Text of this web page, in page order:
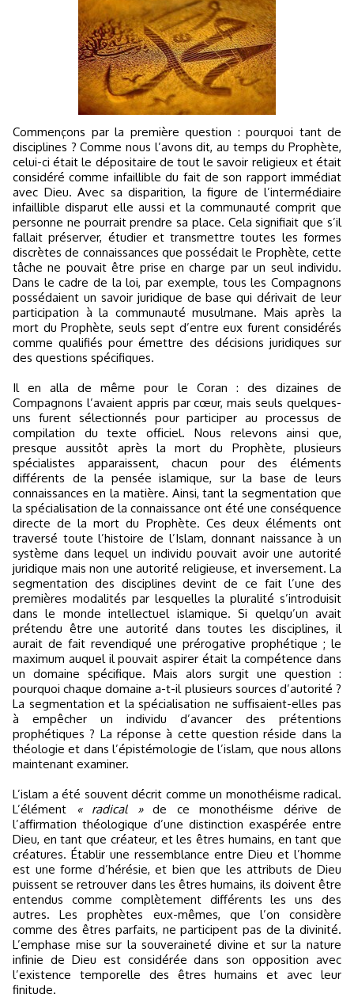
Commençons par la première question : pourquoi tant de
disciplines ? Comme nous l’avons dit, au temps du Prophète,
celui-ci était le dépositaire de tout le savoir religieux et était
considéré comme infaillible du fait de son rapport immédiat
avec Dieu. Avec sa disparition, la figure de l’intermédiaire
infaillible disparut elle aussi et la communauté comprit que
personne ne pourrait prendre sa place. Cela signifiait que s’il
fallait préserver, étudier et transmettre toutes les formes
discrètes de connaissances que possédait le Prophète, cette
tâche ne pouvait être prise en charge par un seul individu.
Dans le cadre de la loi, par exemple, tous les Compagnons
possédaient un savoir juridique de base qui dérivait de leur
participation à la communauté musulmane. Mais après la
mort du Prophète, seuls sept d’entre eux furent considérés
comme qualifiés pour émettre des décisions juridiques sur
des questions spécifiques.
Il en alla de même pour le Coran : des dizaines de
Compagnons l’avaient appris par cœur, mais seuls quelques-
uns furent sélectionnés pour participer au processus de
compilation du texte officiel. Nous relevons ainsi que,
presque aussitôt après la mort du Prophète, plusieurs
spécialistes apparaissent, chacun pour des éléments
différents de la pensée islamique, sur la base de leurs
connaissances en la matière. Ainsi, tant la segmentation que
la spécialisation de la connaissance ont été une conséquence
directe de la mort du Prophète. Ces deux éléments ont
traversé toute l’histoire de l’Islam, donnant naissance à un
système dans lequel un individu pouvait avoir une autorité
juridique mais non une autorité religieuse, et inversement. La
segmentation des disciplines devint de ce fait l’une des
premières modalités par lesquelles la pluralité s’introduisit
dans le monde intellectuel islamique. Si quelqu’un avait
prétendu être une autorité dans toutes les disciplines, il
aurait de fait revendiqué une prérogative prophétique ; le
maximum auquel il pouvait aspirer était la compétence dans
un domaine spécifique. Mais alors surgit une question :
pourquoi chaque domaine a-t-il plusieurs sources d’autorité ?
La segmentation et la spécialisation ne suffisaient-elles pas
à empêcher un individu d’avancer des prétentions
prophétiques ? La réponse à cette question réside dans la
théologie et dans l’épistémologie de l’islam, que nous allons
maintenant examiner.
L’islam a été souvent décrit comme un monothéisme radical.
L’élément
« radical »de ce monothéisme dérive de
l’affirmation théologique d’une distinction exaspérée entre
Dieu, en tant que créateur, et les êtres humains, en tant que
créatures. Établir une ressemblance entre Dieu et l’homme
est une forme d’hérésie, et bien que les attributs de Dieu
puissent se retrouver dans les êtres humains, ils doivent être
entendus comme complètement différents les uns des
autres. Les prophètes eux-mêmes, que l’on considère
comme des êtres parfaits, ne participent pas de la divinité.
L’emphase mise sur la souveraineté divine et sur la nature
infinie de Dieu est considérée dans son opposition avec
l’existence temporelle des êtres humains et avec leur
finitude.